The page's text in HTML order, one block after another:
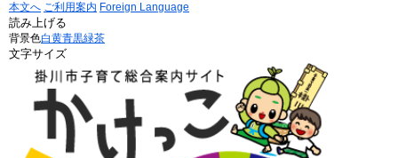
本文へ ご利用案内 Foreign Language
読み上げる
背景色白黄青黒緑茶
文字サイズ